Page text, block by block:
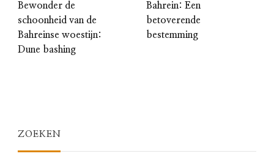
Bewonder de
schoonheid van de
Bahreinse woestijn:
Dune bashing
Bahrein: Een
betoverende
bestemming
ZOEKEN